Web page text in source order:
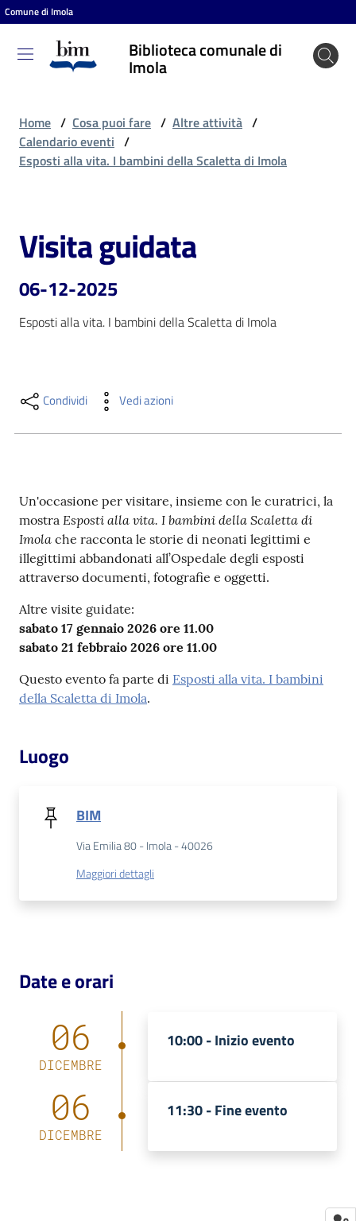
Vai al contenuto
Vai alla navigazione
Vai al footer
Comune di Imola
Biblioteca comunale di
Imola
Biblioteca
comunale
Cosa
puoi
fare
Casa
Piani
Archivio
Decentrate
Patto
lettura
su
Catalogo
on line
Home / Cosa puoi fare / Altre attività /
Calendario eventi /
Esposti alla vita. I bambini della Scaletta di Imola
Salta al contenuto
Visita guidata
06-12-2025
Esposti alla vita. I bambini della Scaletta di Imola
Condividi Vedi azioni
Un'occasione per visitare, insieme con le curatrici, la
mostra Esposti alla vita. I bambini della Scaletta di
Imola che racconta le storie di neonati legittimi e
illegittimi abbandonati all’Ospedale degli esposti
attraverso documenti, fotografie e oggetti.
Altre visite guidate:
sabato 17 gennaio 2026 ore 11.00
sabato 21 febbraio 2026 ore 11.00
Questo evento fa parte di Esposti alla vita. I bambini
della Scaletta di Imola.
Luogo
BIM
Via Emilia 80 - Imola - 40026
Maggiori dettagli
Date e orari
06
DICEMBRE
10:00 -Inizio evento
06
DICEMBRE
11:30 -Fine evento